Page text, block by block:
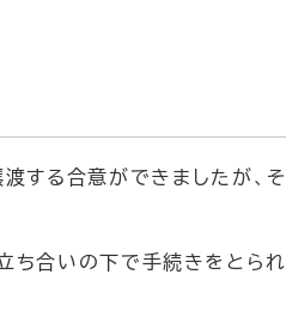
する合意ができましたが、そ
ち合いの下で手続きをとられ